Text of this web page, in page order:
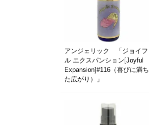
アンジェリック 「ジョイフ
ル エクスパンション[Joyful
Expansion]#116（喜びに満ち
た広がり）」